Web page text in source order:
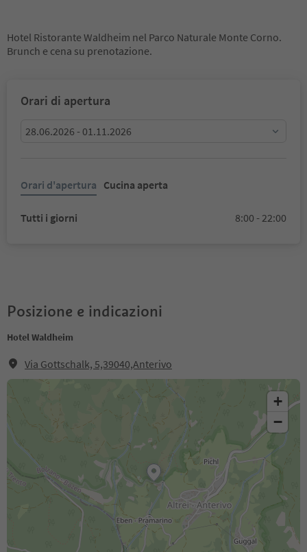
Hotel Ristorante Waldheim nel Parco Naturale Monte Corno.
Brunch e cena su prenotazione.
Orari di apertura
28.06.2026 - 01.11.2026
Orari d'apertura Cucina aperta
Tutti i giorni 8:00 - 22:00
Posizione e indicazioni
Hotel Waldheim
Via Gottschalk, 5,39040,Anterivo
+
−